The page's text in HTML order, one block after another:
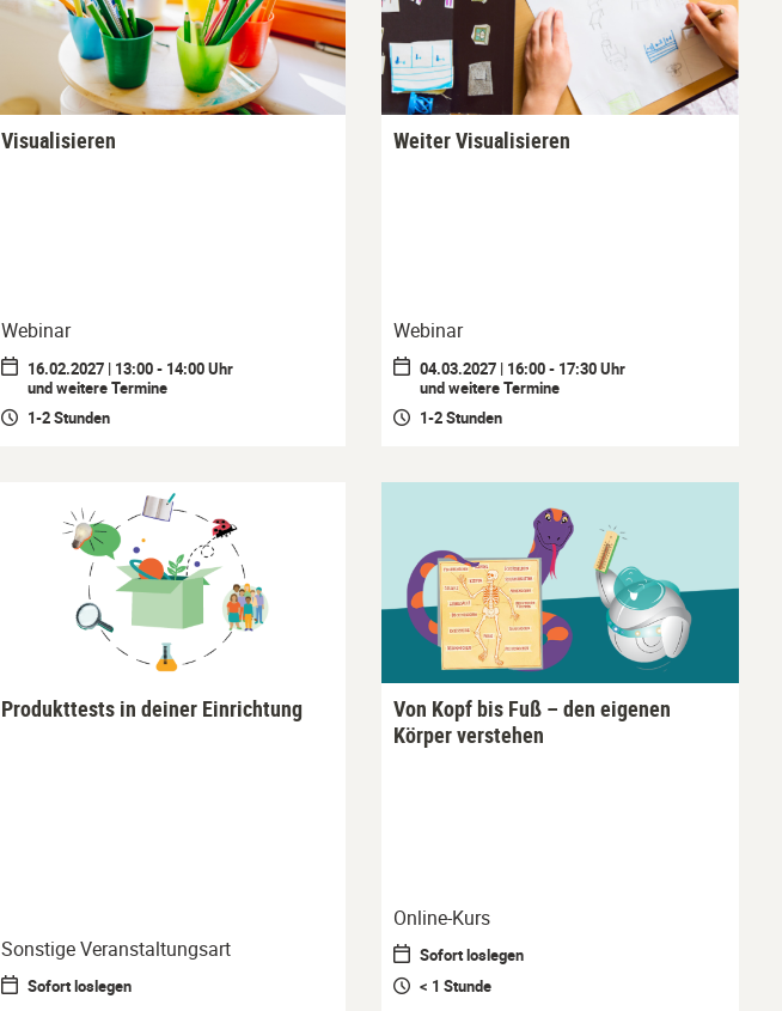
Visualisieren
Webinar
16.02.2027 | 13:00 - 14:00 Uhr
und weitere Termine
1-2 Stunden
Weiter Visualisieren
Webinar
04.03.2027 | 16:00 - 17:30 Uhr
und weitere Termine
1-2 Stunden
Produkttests in deiner Einrichtung
Sonstige Veranstaltungsart
Sofort loslegen
Von Kopf bis Fuß – den eigenen
Körper verstehen
Online-Kurs
Sofort loslegen
< 1 Stunde